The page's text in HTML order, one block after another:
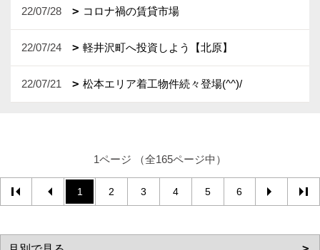
22/07/28 コロナ禍の賃貸市場
22/07/24 軽井沢町へ投資しよう【北原】
22/07/21 松本エリア着工物件続々登場(^^)/
1ページ （全165ページ中）
1 2 3 4 5 6